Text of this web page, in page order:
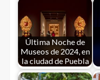
Última Noche de
Museos de 2024, en
la ciudad de Puebla